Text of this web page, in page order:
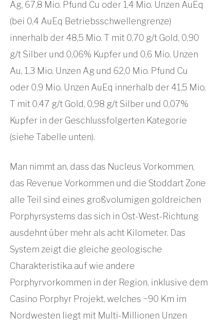
Ag, 67,8 Mio. Pfund Cu oder 1,4 Mio. Unzen AuEq
(bei 0,4 AuEq Betriebsschwellengrenze)
innerhalb der 48,5 Mio. T mit 0,70 g/t Gold, 0,90
g/t Silber und 0,06% Kupfer und 0,6 Mio. Unzen
Au, 1,3 Mio. Unzen Ag und 62,0 Mio. Pfund Cu
oder 0,9 Mio. Unzen AuEq innerhalb der 41,5 Mio.
T mit 0,47 g/t Gold, 0,98 g/t Silber und 0,07%
Kupfer in der Geschlussfolgerten Kategorie
(siehe Tabelle unten).
Man nimmt an, dass das Nucleus Vorkommen,
das Revenue Vorkommen und die Stoddart Zone
alle Teil sind eines großvolumigen goldreichen
Porphyrsystems das sich in Ost-West-Richtung
ausdehnt über mehr als acht Kilometer. Das
System zeigt die gleiche geologische
Charakteristika auf wie andere
Porphyrvorkommen in der Region, inklusive dem
Casino Porphyr Projekt, welches ~90 Km im
Nordwesten liegt mit Multi-Millionen Unzen